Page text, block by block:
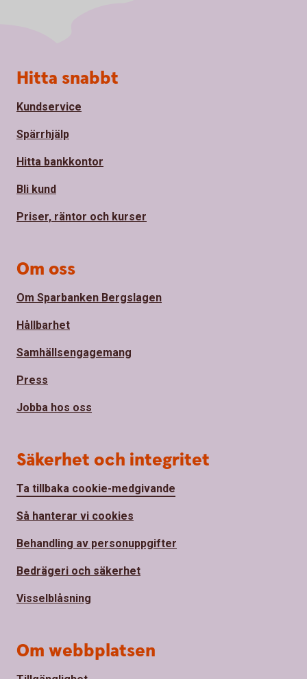
Sidfot
Hitta snabbt
Kundservice
Spärrhjälp
Hitta bankkontor
Bli kund
Priser, räntor och kurser
Om oss
Om Sparbanken Bergslagen
Hållbarhet
Samhällsengagemang
Press
Jobba hos oss
Säkerhet och integritet
Ta tillbaka cookie-medgivande
Så hanterar vi cookies
Behandling av personuppgifter
Bedrägeri och säkerhet
Visselblåsning
Om webbplatsen